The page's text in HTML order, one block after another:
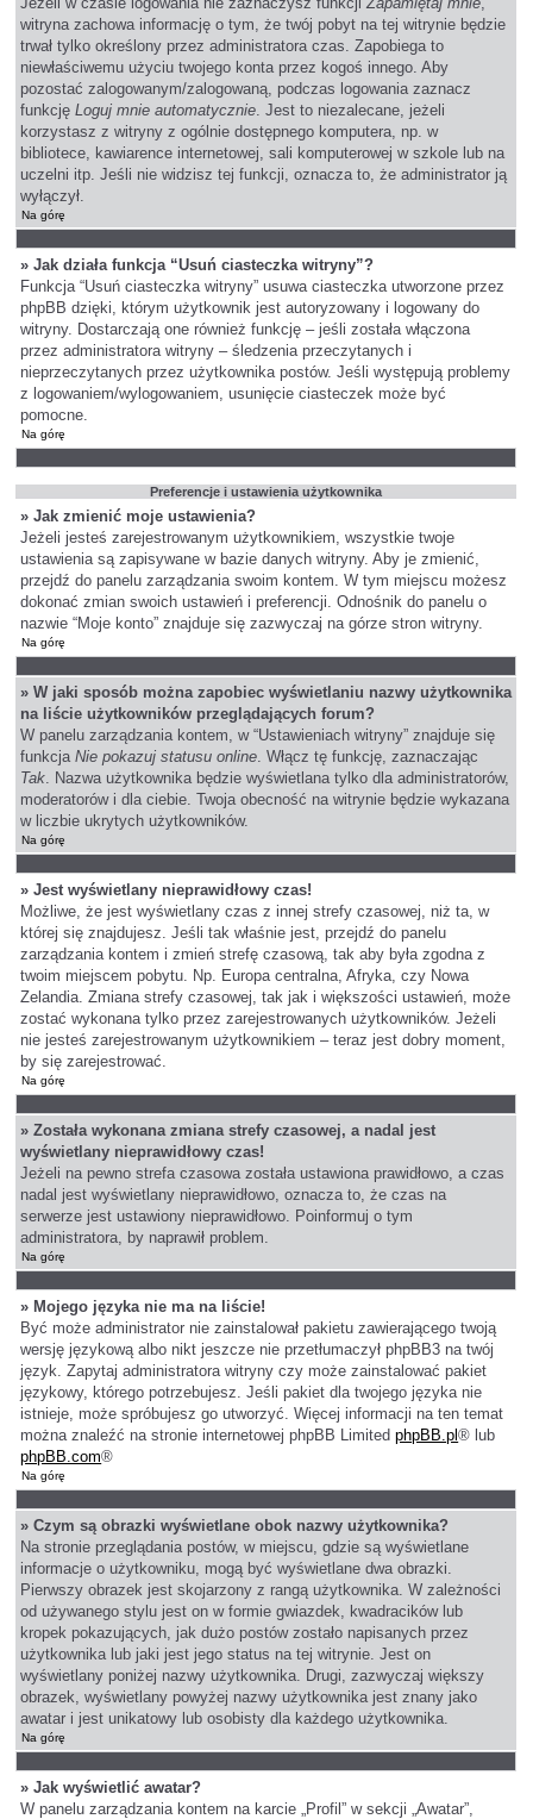
witryna zachowa informację o tym, że twój pobyt na tej witrynie będzie
trwał tylko określony przez administratora czas. Zapobiega to
niewłaściwemu użyciu twojego konta przez kogoś innego. Aby
pozostać zalogowanym/zalogowaną, podczas logowania zaznacz
funkcjęLoguj mnie automatycznie. Jest to niezalecane, jeżeli
korzystasz z witryny z ogólnie dostępnego komputera, np. w
bibliotece, kawiarence internetowej, sali komputerowej w szkole lub na
uczelni itp. Jeśli nie widzisz tej funkcji, oznacza to, że administrator ją
wyłączył.
Na górę
» Jak działa funkcja “Usuń ciasteczka witryny”?
Funkcja “Usuń ciasteczka witryny” usuwa ciasteczka utworzone przez
phpBB dzięki, którym użytkownik jest autoryzowany i logowany do
witryny. Dostarczają one również funkcję – jeśli została włączona
przez administratora witryny – śledzenia przeczytanych i
nieprzeczytanych przez użytkownika postów. Jeśli występują problemy
z logowaniem/wylogowaniem, usunięcie ciasteczek może być
pomocne.
Na górę
Preferencje i ustawienia użytkownika
» Jak zmienić moje ustawienia?
Jeżeli jesteś zarejestrowanym użytkownikiem, wszystkie twoje
ustawienia są zapisywane w bazie danych witryny. Aby je zmienić,
przejdź do panelu zarządzania swoim kontem. W tym miejscu możesz
dokonać zmian swoich ustawień i preferencji. Odnośnik do panelu o
nazwie “Moje konto” znajduje się zazwyczaj na górze stron witryny.
Na górę
» W jaki sposób można zapobiec wyświetlaniu nazwy użytkownika
na liście użytkowników przeglądających forum?
W panelu zarządzania kontem, w “Ustawieniach witryny” znajduje się
funkcjaNie pokazuj statusu online. Włącz tę funkcję, zaznaczając
Tak. Nazwa użytkownika będzie wyświetlana tylko dla administratorów,
moderatorów i dla ciebie. Twoja obecność na witrynie będzie wykazana
w liczbie ukrytych użytkowników.
Na górę
» Jest wyświetlany nieprawidłowy czas!
Możliwe, że jest wyświetlany czas z innej strefy czasowej, niż ta, w
której się znajdujesz. Jeśli tak właśnie jest, przejdź do panelu
zarządzania kontem i zmień strefę czasową, tak aby była zgodna z
twoim miejscem pobytu. Np. Europa centralna, Afryka, czy Nowa
Zelandia. Zmiana strefy czasowej, tak jak i większości ustawień, może
zostać wykonana tylko przez zarejestrowanych użytkowników. Jeżeli
nie jesteś zarejestrowanym użytkownikiem – teraz jest dobry moment,
by się zarejestrować.
Na górę
» Została wykonana zmiana strefy czasowej, a nadal jest
wyświetlany nieprawidłowy czas!
Jeżeli na pewno strefa czasowa została ustawiona prawidłowo, a czas
nadal jest wyświetlany nieprawidłowo, oznacza to, że czas na
serwerze jest ustawiony nieprawidłowo. Poinformuj o tym
administratora, by naprawił problem.
Na górę
» Mojego języka nie ma na liście!
Być może administrator nie zainstalował pakietu zawierającego twoją
wersję językową albo nikt jeszcze nie przetłumaczył phpBB3 na twój
język. Zapytaj administratora witryny czy może zainstalować pakiet
językowy, którego potrzebujesz. Jeśli pakiet dla twojego języka nie
istnieje, może spróbujesz go utworzyć. Więcej informacji na ten temat
można znaleźć na stronie internetowej phpBB LimitedphpBB.pl® lub
phpBB.com®
Na górę
» Czym są obrazki wyświetlane obok nazwy użytkownika?
Na stronie przeglądania postów, w miejscu, gdzie są wyświetlane
informacje o użytkowniku, mogą być wyświetlane dwa obrazki.
Pierwszy obrazek jest skojarzony z rangą użytkownika. W zależności
od używanego stylu jest on w formie gwiazdek, kwadracików lub
kropek pokazujących, jak dużo postów zostało napisanych przez
użytkownika lub jaki jest jego status na tej witrynie. Jest on
wyświetlany poniżej nazwy użytkownika. Drugi, zazwyczaj większy
obrazek, wyświetlany powyżej nazwy użytkownika jest znany jako
awatar i jest unikatowy lub osobisty dla każdego użytkownika.
Na górę
» Jak wyświetlić awatar?
W panelu zarządzania kontem na karcie „Profil” w sekcji „Awatar”,